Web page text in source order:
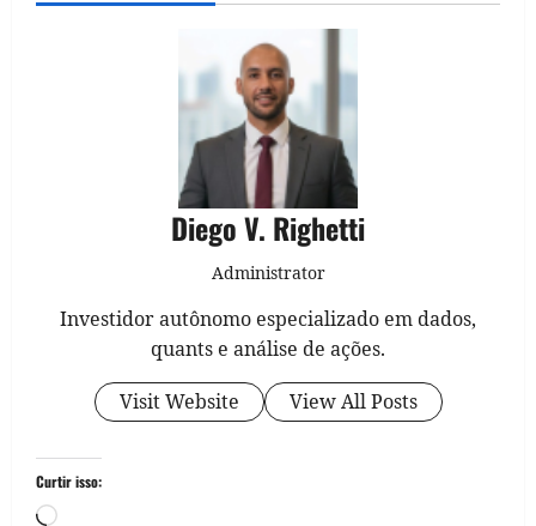
Diego V. Righetti
Administrator
Investidor autônomo especializado em dados,
quants e análise de ações.
Visit Website
View All Posts
Curtir isso:
Carregando...